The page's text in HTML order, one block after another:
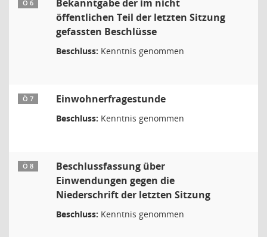
Ö 6
Bekanntgabe der im nicht
öffentlichen Teil der letzten Sitzung
gefassten Beschlüsse
Beschluss: Kenntnis genommen
Ö 7 Einwohnerfragestunde
Beschluss: Kenntnis genommen
Ö 8
Beschlussfassung über
Einwendungen gegen die
Niederschrift der letzten Sitzung
Beschluss: Kenntnis genommen